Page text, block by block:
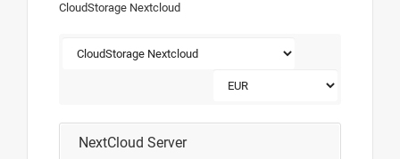
CloudStorage Nextcloud
NextCloud Server